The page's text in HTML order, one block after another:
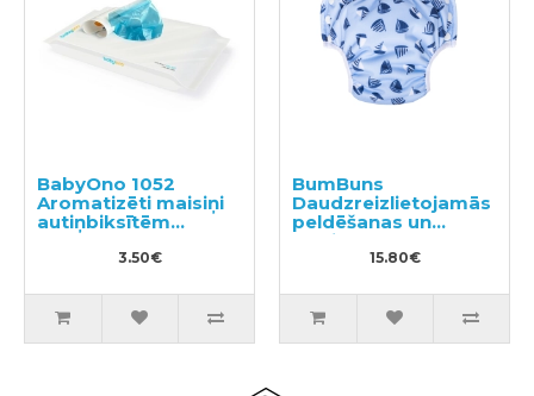
BabyOno 1052
Aromatizēti maisiņi
autiņbiksītēm
100gab
3.50€
BumBuns
Daudzreizlietojamās
peldēšanas un
podiņmācību
autiņbiksīte L 14–
15.80€